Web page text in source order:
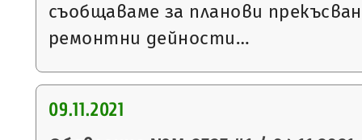
съобщаваме за планови
ремонтни дейности…
09.11.2021